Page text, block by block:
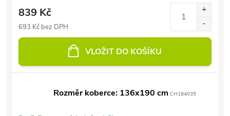
839 Kč
693 Kč bez DPH
VLOŽIT DO KOŠÍKU
Rozměr koberce: 136x190 cm CH184035